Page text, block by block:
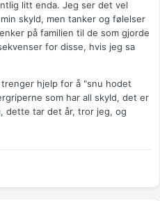
litt enda. Jeg ser det vel
skyld, men tanker og følelser
på familien til de som gjorde
for disse, hvis jeg sa
hjelp for å "snu hodet
som har all skyld, det er
dette tar det år, tror jeg, og